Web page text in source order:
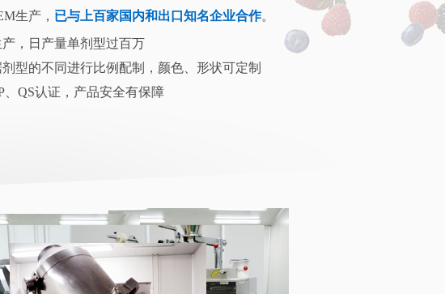
生产， 已与上百家国内和出口知名企业合作。
，日产量单剂型过百万
型的不同进行比例配制，颜色、形状可定制
、QS认证，产品安全有保障